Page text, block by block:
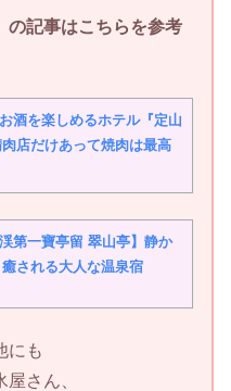
の記事はこちらを参考
酒を楽しめるホテル『定山
店だけあって焼肉は最高
渓第一寶亭留 翠山亭】静か
される大人な温泉宿
にも
さん、